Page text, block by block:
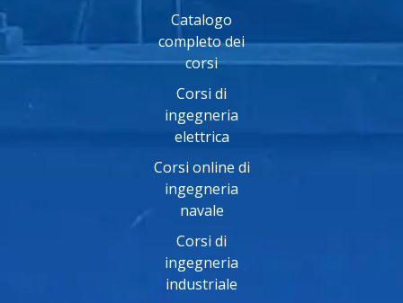
Catalogo
completo dei
corsi
Corsi di
ingegneria
elettrica
Corsi online di
ingegneria
navale
Corsi di
ingegneria
industriale